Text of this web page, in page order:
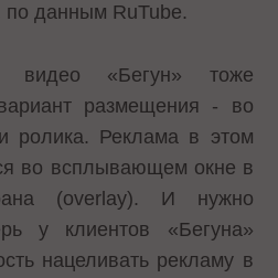
по данным RuTube.
«Бегун» тоже
размещения - во
ролика. Реклама в этом
во всплывающем окне в
(overlay). И нужно
у клиентов «Бегуна»
нацеливать рекламу в